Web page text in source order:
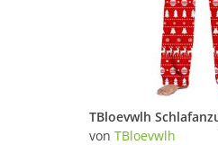
von TBloevwlh